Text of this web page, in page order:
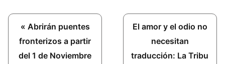
Previous
Post:
« Abrirán puentes
fronterizos a partir
del 1 de Noviembre
Next
Post:
El amor y el odio no
necesitan
traducción: La Tribu